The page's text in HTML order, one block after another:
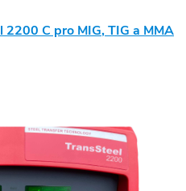
2200 C pro MIG,TIG a MMA